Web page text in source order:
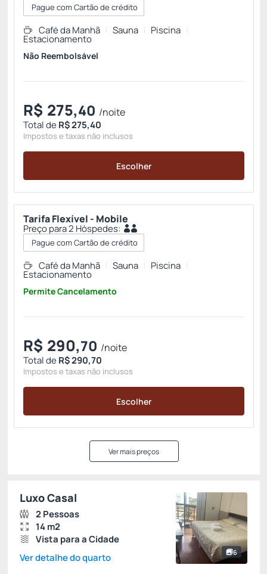
Pague com Cartão de crédito
Café da Manhã Sauna Piscina
Estacionamento
Não Reembolsável
R$ 275,40 /noite
Total deR$ 275,40
Impostos e taxas não inclusos
Escolher
Tarifa Flexível - Mobile
Preço para 2 Hóspedes:
Pague com Cartão de crédito
Café da Manhã Sauna Piscina
Estacionamento
Permite Cancelamento
R$ 290,70 /noite
Total deR$ 290,70
Impostos e taxas não inclusos
Escolher
Ver mais preços
6
Luxo Casal
2 Pessoas
14 m2
Vista para a Cidade
Ver detalhe do quarto